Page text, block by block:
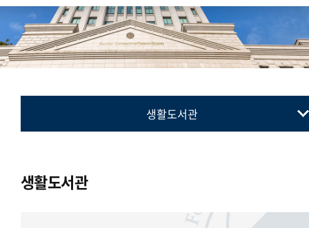
생활도서관
국제학생회
생활도서관